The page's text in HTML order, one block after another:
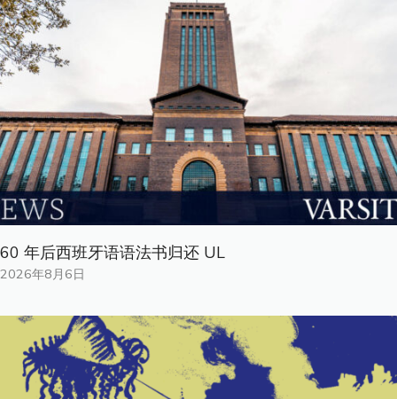
60 年后西班牙语语法书归还 UL
2026年8月6日